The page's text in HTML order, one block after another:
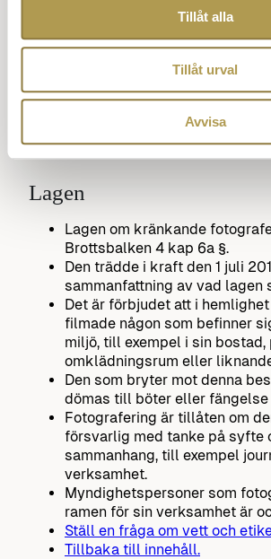
Tillåt alla
Tillåt urval
Avvisa
som använder sociala medier.
Det är också viktigt att vara
potentiella konsekvenserna
online och att agera
Tillbaka till innehåll.
Lagen
Lagen om kränkande
Brottsbalken 4 kap 6a §.
Den trädde i kraft den 1 juli
sammanfattning av vad lagen
Det är förbjudet att i
filmade någon som befinner
miljö, till exempel i sin bostad,
omklädningsrum eller
Den som bryter mot denna
dömas till böter eller fängelse
Fotografering är tillåten om
försvarlig med tanke på syfte
sammanhang, till exempel
verksamhet.
Myndighetspersoner som
ramen för sin verksamhet är
Ställ en fråga om vett och
Tillbaka till innehåll.